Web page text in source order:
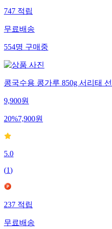
747적립
무료배송
554명구매중
콩국수용 콩가루 850g 서리태
9,900원
20%7,900원
5.0
(1)
237적립
무료배송